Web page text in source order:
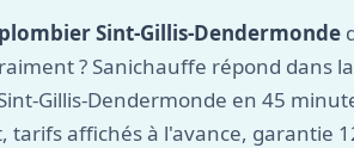
plombier Sint-Gillis-Dendermonde
? Sanichauffe répond dans
Gillis-Dendermonde en 45
tarifs affichés à l'avance, garantie